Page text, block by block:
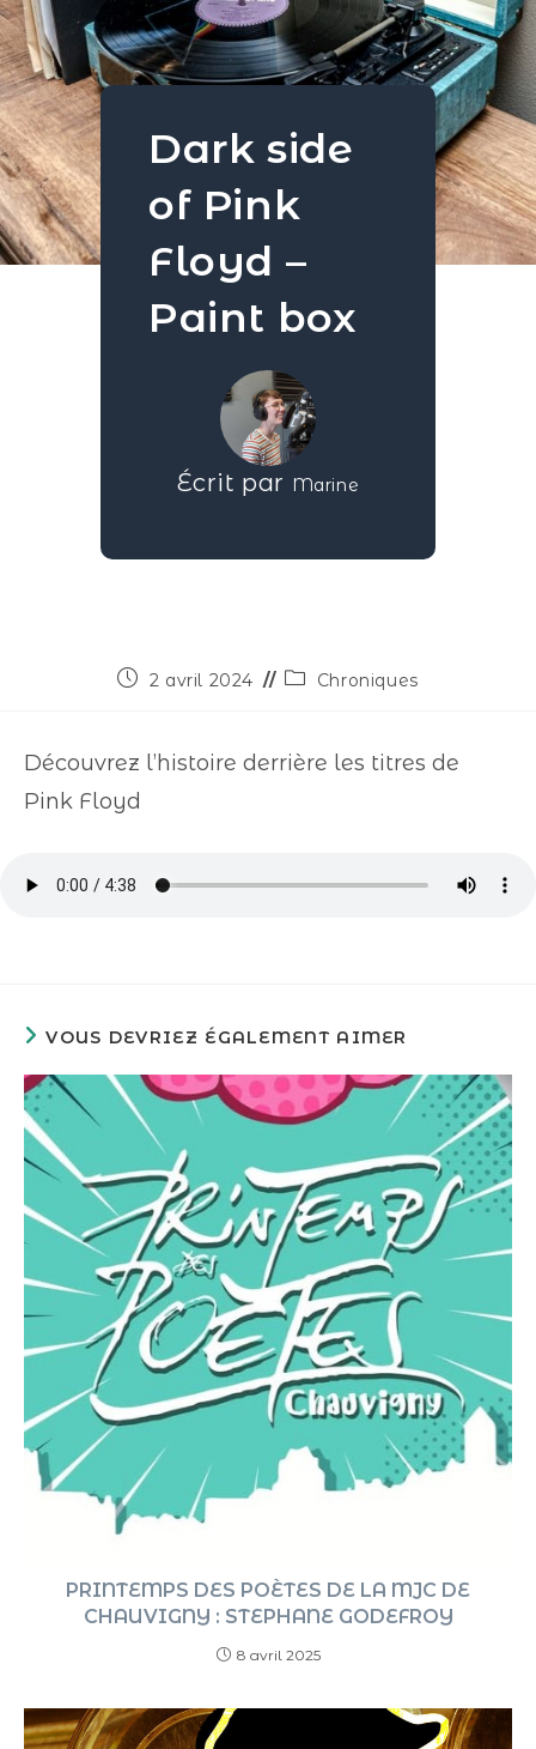
Dark side
of Pink
Floyd –
Paint box
Écrit par Marine
2 avril 2024 Chroniques
Découvrez l’histoire derrière les titres de
Pink Floyd
VOUS DEVRIEZ ÉGALEMENT AIMER
PRINTEMPS DES POÈTES DE LA MJC DE
CHAUVIGNY : STEPHANE GODEFROY
8 avril 2025